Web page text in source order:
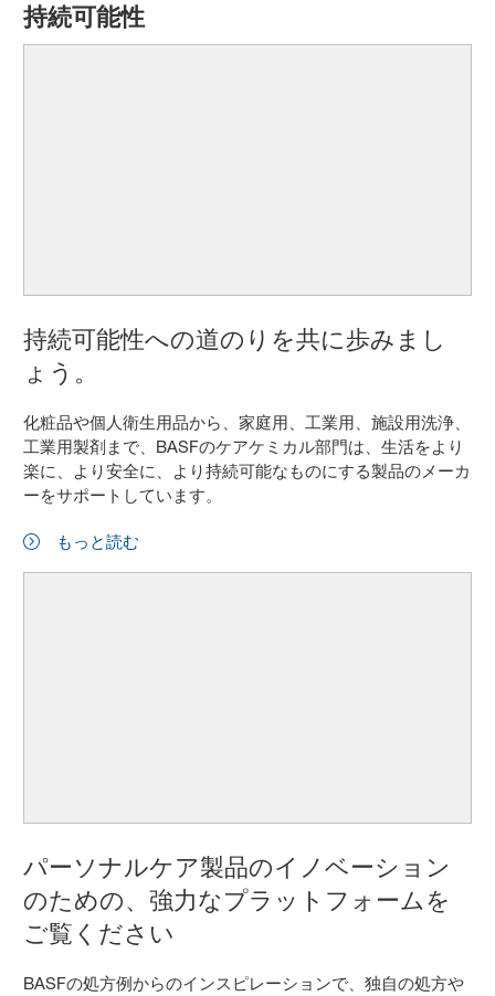
持続可能性
持続可能性への道のりを共に歩みまし
ょう。
化粧品や個人衛生用品から、家庭用、工業用、施設用洗浄、
工業用製剤まで、BASFのケアケミカル部門は、生活をより
楽に、より安全に、より持続可能なものにする製品のメーカ
ーをサポートしています。
もっと読む
パーソナルケア製品のイノベーション
のための、強力なプラットフォームを
ご覧ください
BASFの処方例からのインスピレーションで、独自の処方や